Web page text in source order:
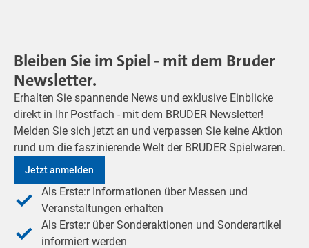
Bleiben Sie im Spiel - mit dem Bruder
Newsletter.
Erhalten Sie spannende News und exklusive Einblicke
direkt in Ihr Postfach - mit dem BRUDER Newsletter!
Melden Sie sich jetzt an und verpassen Sie keine Aktion
rund um die faszinierende Welt der BRUDER Spielwaren.
Jetzt anmelden
Als Erste:r Informationen über Messen und
Veranstaltungen erhalten
Als Erste:r über Sonderaktionen und Sonderartikel
informiert werden